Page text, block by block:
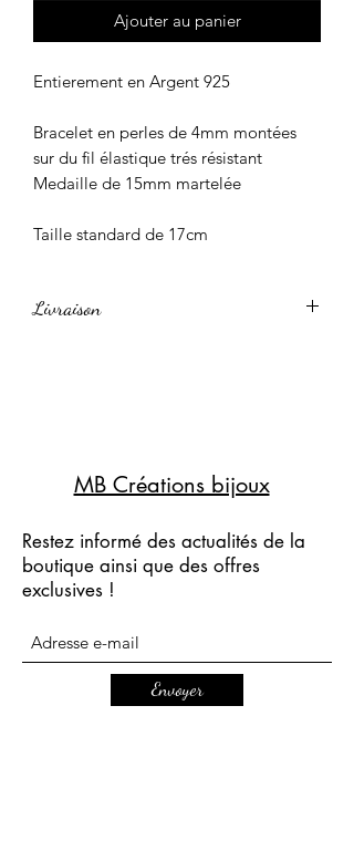
Ajouter au panier
Entierement en Argent 925
Bracelet en perles de 4mm montées
sur du fil élastique trés résistant
Medaille de 15mm martelée
Taille standard de 17cm
Livraison
MB Créations bijoux
Restez informé des actualités de la
boutique ainsi que des offres
exclusives !
Envoyer